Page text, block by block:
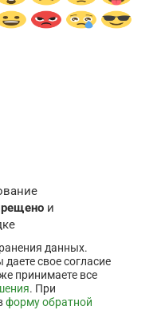
и
данных.
свое согласие
принимаете все
. При
форму обратной